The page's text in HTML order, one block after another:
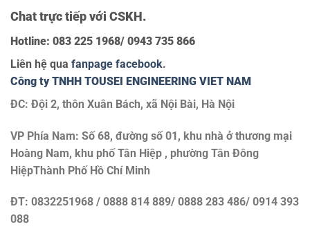
Chat trực tiếp với CSKH.
Hotline: 083 225 1968/ 0943 735 866
Liên hệ qua fanpage facebook.
Công ty TNHH TOUSEI ENGINEERING VIET NAM
ĐC: Đội 2, thôn Xuân Bách, xã Nội Bài, Hà Nội
VP Phía Nam: Số 68, đường số 01, khu nhà ở thương mại
Hoàng Nam, khu phố Tân Hiệp , phường Tân Đông
HiệpThành Phố Hồ Chí Minh
ĐT: 0832251968 / 0888 814 889/ 0888 283 486/ 0914 393
088